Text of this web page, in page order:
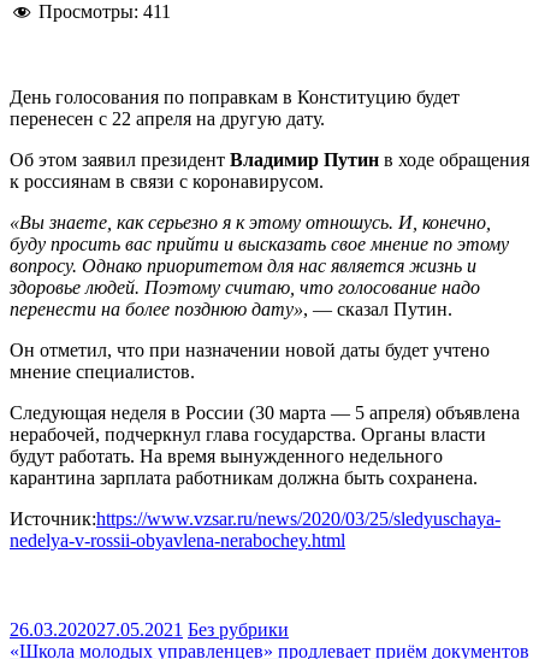
Просмотры: 411
День голосования по поправкам в Конституцию будет
перенесен с 22 апреля на другую дату.
Об этом заявил президент Владимир Путин в ходе обращения
к россиянам в связи с коронавирусом.
«Вы знаете, как серьезно я к этому отношусь. И, конечно,
буду просить вас прийти и высказать свое мнение по этому
вопросу. Однако приоритетом для нас является жизнь и
здоровье людей. Поэтому считаю, что голосование надо
перенести на более позднюю дату», — сказал Путин.
Он отметил, что при назначении новой даты будет учтено
мнение специалистов.
Следующая неделя в России (30 марта — 5 апреля) объявлена
нерабочей, подчеркнул глава государства. Органы власти
будут работать. На время вынужденного недельного
карантина зарплата работникам должна быть сохранена.
Источник:https://www.vzsar.ru/news/2020/03/25/sledyuschaya-
nedelya-v-rossii-obyavlena-nerabochey.html
26.03.202027.05.2021 Без рубрики
«Школа молодых управленцев» продлевает приём документов